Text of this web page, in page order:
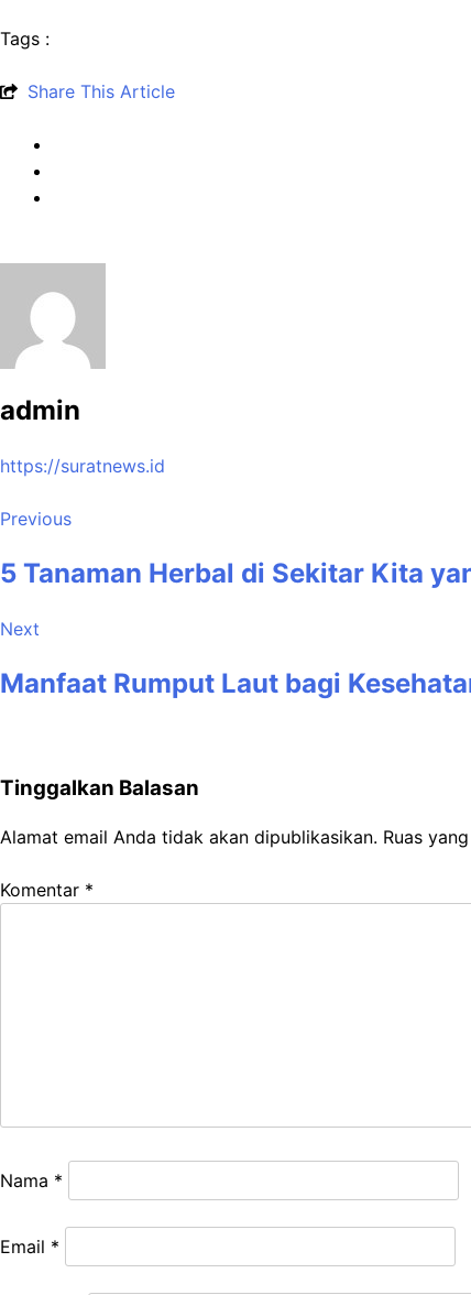
Tags :
Share This Article
admin
https://suratnews.id
Previous
5 Tanaman Herbal di Sekitar Kita
Next
Manfaat Rumput Laut bagi
Tinggalkan Balasan
Alamat email Anda tidak akan dipublikasikan. Ruas
Komentar *
Nama *
Email *